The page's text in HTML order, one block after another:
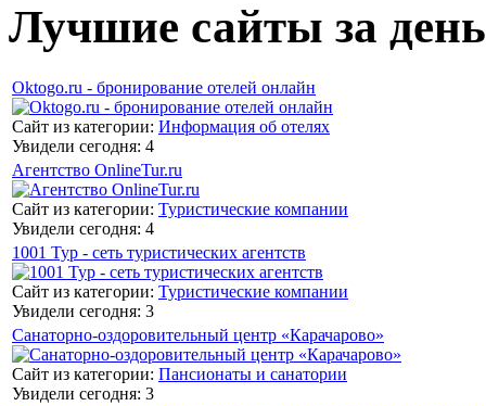
Лучшие сайты за день
Oktogo.ru - бронирование отелей онлайн
Сайт из категории: Информация об отелях
Увидели сегодня: 4
Агентство OnlineTur.ru
Сайт из категории: Туристические компании
Увидели сегодня: 4
1001 Тур - сеть туристических агентств
Сайт из категории: Туристические компании
Увидели сегодня: 3
Санаторно-оздоровительный центр «Карачарово»
Сайт из категории: Пансионаты и санатории
Увидели сегодня: 3